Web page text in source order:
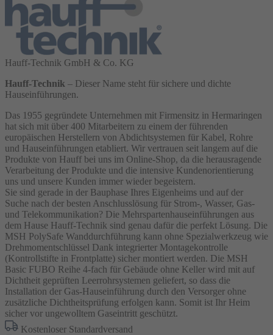
Hauff-Technik GmbH & Co. KG
Hauff-Technik – Dieser Name steht für sichere und dichte
Hauseinführungen.
Das 1955 gegründete Unternehmen mit Firmensitz in Hermaringen
hat sich mit über 400 Mitarbeitern zu einem der führenden
europäischen Herstellern von Abdichtsystemen für Kabel, Rohre
und Hauseinführungen etabliert. Wir vertrauen seit langem auf die
Produkte von Hauff bei uns im Online-Shop, da die herausragende
Verarbeitung der Produkte und die intensive Kundenorientierung
uns und unsere Kunden immer wieder begeistern.
Sie sind gerade in der Bauphase Ihres Eigenheims und auf der
Suche nach der besten Anschlusslösung für Strom-, Wasser, Gas-
und Telekommunikation? Die Mehrspartenhauseinführungen aus
dem Hause Hauff-Technik sind genau dafür die perfekt Lösung. Die
MSH PolySafe Wanddurchführung kann ohne Spezialwerkzeug wie
Drehmomentschlüssel Dank integrierter Montagekontrolle
(Kontrollstifte in Frontplatte) sicher montiert werden. Die MSH
Basic FUBO Reihe 4-fach für Gebäude ohne Keller wird mit auf
Dichtheit geprüften Leerrohrsystemen geliefert, so dass die
Installation der Gas-Hauseinführung durch den Versorger ohne
zusätzliche Dichtheitsprüfung erfolgen kann. Somit ist Ihr Heim
sicher vor ungewolltem Gaseintritt geschützt.
Kostenloser Standardversand